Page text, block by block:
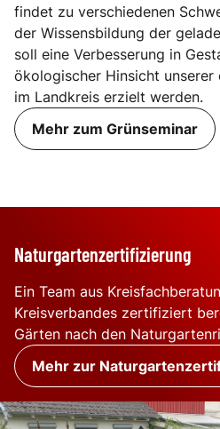
findet zu verschiedenen
der Wissensbildung der
soll eine Verbesserung in
ökologischer Hinsicht
im Landkreis erzielt werden.
Mehr zum Grünseminar
Naturgartenzertifizierung
Ein Team aus
Kreisverbandes zertifiziert
Gärten nach den
Mehr zur